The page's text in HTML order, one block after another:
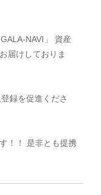
NAVI」 資産
届けしておりま
録を促進くださ
！！ 是非とも提携